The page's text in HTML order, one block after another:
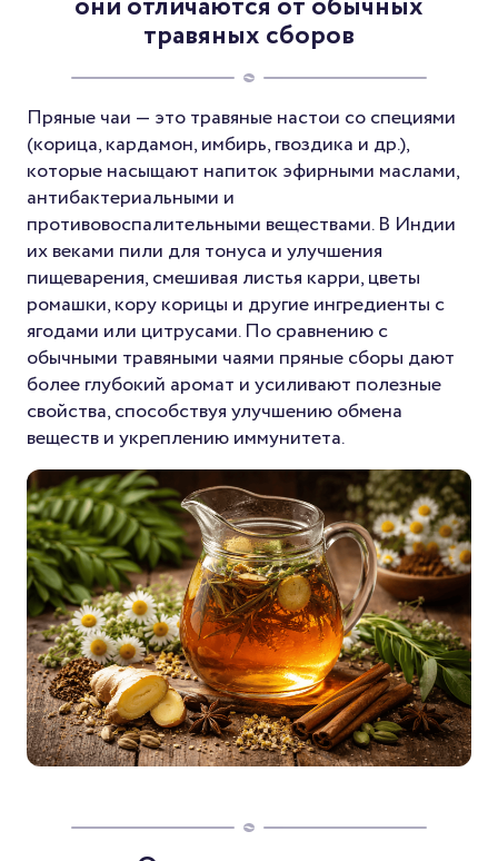
травяных сборов
Пряные чаи — это травяные настои со специями
(корица, кардамон, имбирь, гвоздика и др.),
которые насыщают напиток эфирными маслами,
антибактериальными и
противовоспалительными веществами. В Индии
их веками пили для тонуса и улучшения
пищеварения, смешивая листья карри, цветы
ромашки, кору корицы и другие ингредиенты с
ягодами или цитрусами. По сравнению с
обычными травяными чаями пряные сборы дают
более глубокий аромат и усиливают полезные
свойства, способствуя улучшению обмена
веществ и укреплению иммунитета.